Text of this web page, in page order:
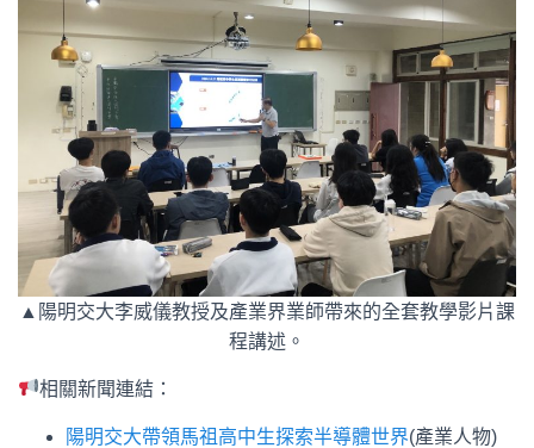
▲陽明交大李威儀教授及產業界業師帶來的全套教學影片課
程講述。
相關新聞連結：
陽明交大帶領馬祖高中生探索半導體世界(產業人物)